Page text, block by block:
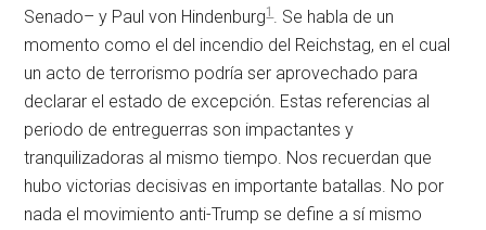
Senado– y Paul von Hindenburg1 . Se habla de un
momento como el del incendio del Reichstag, en el cual
un acto de terrorismo podría ser aprovechado para
declarar el estado de excepción. Estas referencias al
periodo de entreguerras son impactantes y
tranquilizadoras al mismo tiempo. Nos recuerdan que
hubo victorias decisivas en importante batallas. No por
nada el movimiento anti-Trump se define a sí mismo